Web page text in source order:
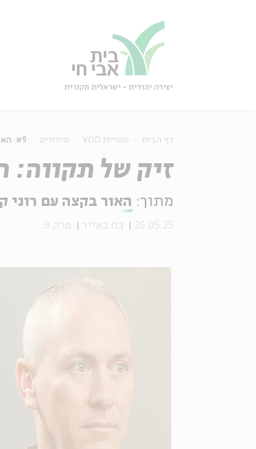
דף הבית ספריית VOD מיוחדים #9: האור בקצה - חזית מול עצמי: רוני קובן וחילי טרופר
זיק של תקווה:
מתוך: האור בקצה עם רוני